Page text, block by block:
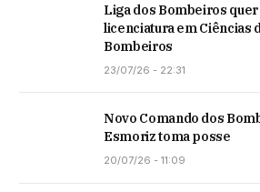
Liga dos Bombeiros
licenciatura em Ciências
Bombeiros
23/07/26 - 22:31
Novo Comando dos
Esmoriz toma posse
20/07/26 - 11:09